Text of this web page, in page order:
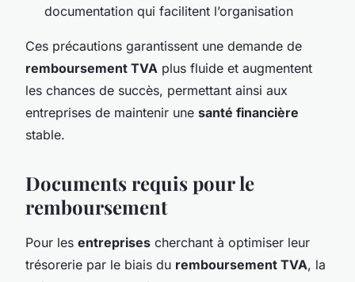
documentation qui facilitent l’organisation
Ces précautions garantissent une demande de
remboursement TVA plus fluide et augmentent
les chances de succès, permettant ainsi aux
entreprises de maintenir une santé financière
stable.
Documents requis pour le
remboursement
Pour les entreprises cherchant à optimiser leur
trésorerie par le biais du remboursement TVA, la